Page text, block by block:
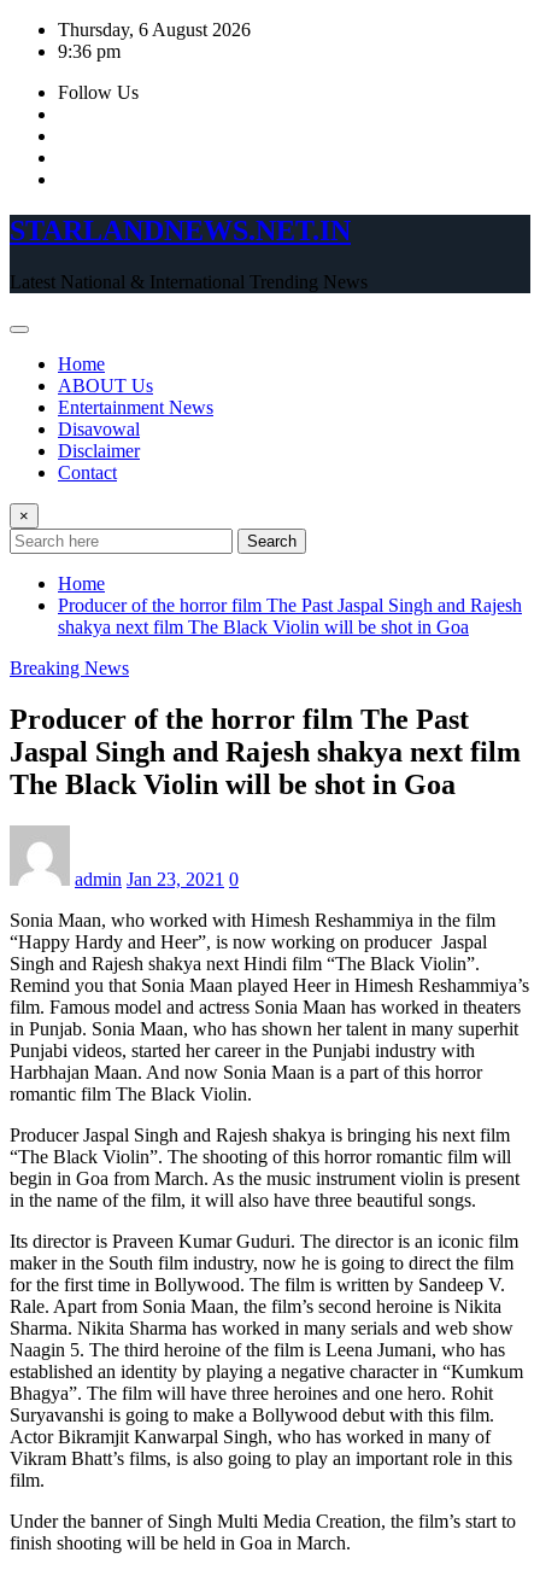
Skip
Thursday, 6 August 2026
9:36 pm
Follow Us
STARLANDNEWS.NET.IN
Latest National & International Trending News
Home
ABOUT Us
Entertainment News
Disavowal
Disclaimer
Contact
×
Search
Home
Producer of the horror film The Past Jaspal Singh and Rajesh
shakya next film The Black Violin will be shot in Goa
Breaking News
Producer of the horror film The Past
Jaspal Singh and Rajesh shakya next film
The Black Violin will be shot in Goa
admin Jan 23, 2021 0
Sonia Maan, who worked with Himesh Reshammiya in the film
“Happy Hardy and Heer”, is now working on producer Jaspal
Singh and Rajesh shakya next Hindi film “The Black Violin”.
Remind you that Sonia Maan played Heer in Himesh Reshammiya’s
film. Famous model and actress Sonia Maan has worked in theaters
in Punjab. Sonia Maan, who has shown her talent in many superhit
Punjabi videos, started her career in the Punjabi industry with
Harbhajan Maan. And now Sonia Maan is a part of this horror
romantic film The Black Violin.
Producer Jaspal Singh and Rajesh shakya is bringing his next film
“The Black Violin”. The shooting of this horror romantic film will
begin in Goa from March. As the music instrument violin is present
in the name of the film, it will also have three beautiful songs.
Its director is Praveen Kumar Guduri. The director is an iconic film
maker in the South film industry, now he is going to direct the film
for the first time in Bollywood. The film is written by Sandeep V.
Rale. Apart from Sonia Maan, the film’s second heroine is Nikita
Sharma. Nikita Sharma has worked in many serials and web show
Naagin 5. The third heroine of the film is Leena Jumani, who has
established an identity by playing a negative character in “Kumkum
Bhagya”. The film will have three heroines and one hero. Rohit
Suryavanshi is going to make a Bollywood debut with this film.
Actor Bikramjit Kanwarpal Singh, who has worked in many of
Vikram Bhatt’s films, is also going to play an important role in this
film.
Under the banner of Singh Multi Media Creation, the film’s start to
finish shooting will be held in Goa in March.